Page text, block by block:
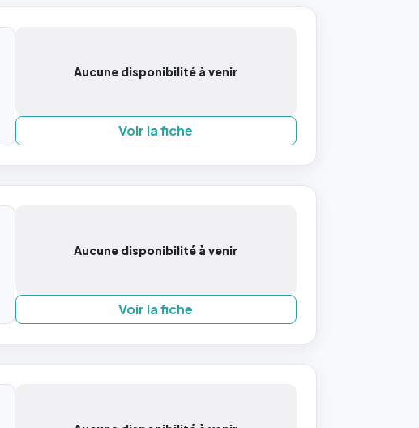
Aucune disponibilité à venir
Voir la fiche
Aucune disponibilité à venir
Voir la fiche